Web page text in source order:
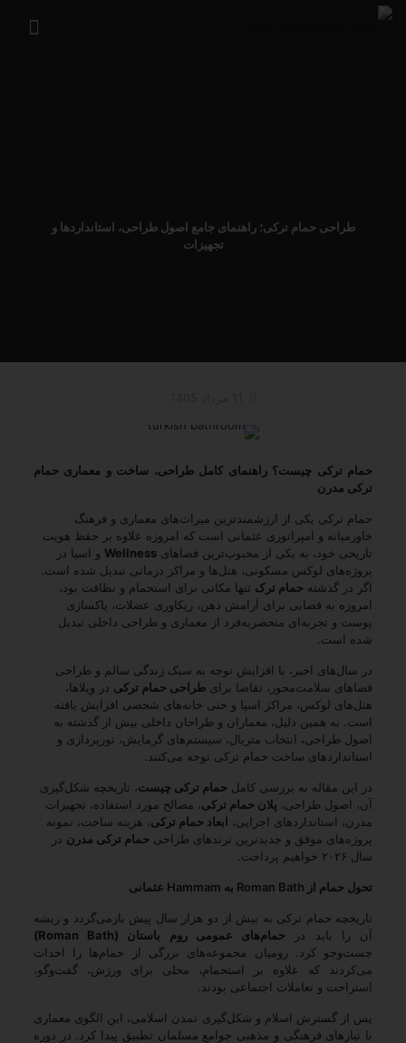
طراحی حمام ترکی؛ راهنمای جامع اصول طراحی، استانداردها و
تجهیزات
حمام ترکی چیست؟ راهنمای کامل طراحی، ساخت و معماری حمام
ترکی مدرن
حمام ترکی یکی از ارزشمندترین میراث‌های معماری و فرهنگ
خاورمیانه و امپراتوری عثمانی است که امروزه علاوه بر حفظ هویت
تاریخی خود، به یکی از محبوب‌ترین فضاهای Wellness و اسپا در
پروژه‌های لوکس مسکونی، هتل‌ها و مراکز درمانی تبدیل شده است.
اگر در گذشته حمام ترک تنها مکانی برای استحمام و نظافت بود،
امروزه به فضایی برای آرامش ذهن، ریکاوری عضلات، پاکسازی
پوست و تجربه‌ای منحصربه‌فرد از معماری و طراحی داخلی تبدیل
شده است.
در سال‌های اخیر، با افزایش توجه به سبک زندگی سالم و طراحی
فضاهای سلامت‌محور، تقاضا برای طراحی حمام ترکی در ویلاها،
هتل‌های لوکس، مراکز اسپا و حتی خانه‌های شخصی افزایش یافته
است. به همین دلیل، معماران و طراحان داخلی بیش از گذشته به
اصول طراحی، انتخاب متریال، سیستم‌های گرمایش، نورپردازی و
استانداردهای ساخت حمام ترکی توجه می‌کنند.
در این مقاله به بررسی کامل حمام ترکی چیست، تاریخچه شکل‌گیری
آن، اصول طراحی، پلان حمام ترکی، مصالح مورد استفاده، تجهیزات
مدرن، استانداردهای اجرایی،
ابعاد حمام ترکی، هزینه ساخت، نمونه
پروژه‌های موفق و جدیدترین ترندهای طراحی حمام ترکی مدرن در
سال ۲۰۲۶ خواهیم پرداخت.
تحول حمام از Roman Bath به Hammam عثمانی
تاریخچه حمام ترکی به بیش از دو هزار سال پیش بازمی‌گردد و ریشه
آن را باید در حمام‌های عمومی روم باستان (Roman Bath)
جست‌وجو کرد. رومیان مجموعه‌های بزرگی از حمام‌ها را احداث
می‌کردند که علاوه بر استحمام، محلی برای ورزش، گفت‌وگو،
استراحت و تعاملات اجتماعی بودند.
پس از گسترش اسلام و شکل‌گیری تمدن اسلامی، این الگوی معماری
با نیازهای فرهنگی و مذهبی جوامع مسلمان تطبیق پیدا کرد. در دوره